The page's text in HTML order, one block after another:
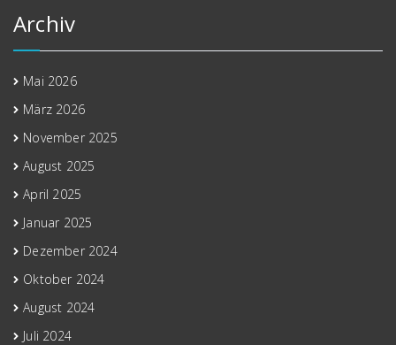
Archiv
Mai 2026
März 2026
November 2025
August 2025
April 2025
Januar 2025
Dezember 2024
Oktober 2024
August 2024
Juli 2024